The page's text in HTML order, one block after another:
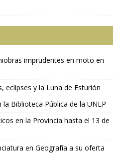
imprudentes en moto en
eclipses y la Luna de Esturión
Biblioteca Pública de la UNLP
en la Provincia hasta el 13 de
en Geografía a su oferta